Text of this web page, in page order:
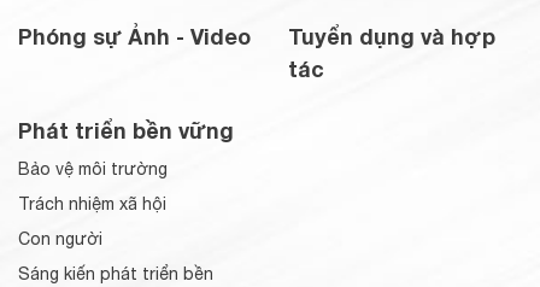
Phóng sự Ảnh - Video
Tuyển dụng và hợp
tác
Phát triển bền vững
Bảo vệ môi trường
Trách nhiệm xã hội
Con người
Sáng kiến phát triển bền